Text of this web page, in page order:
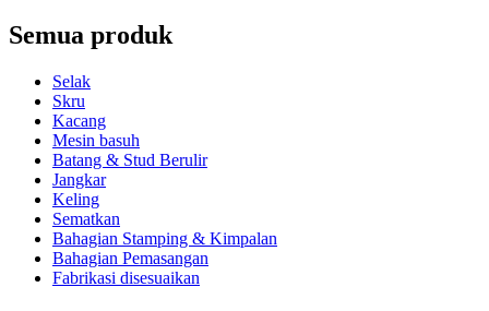
Semua produk
Selak
Skru
Kacang
Mesin basuh
Batang & Stud Berulir
Jangkar
Keling
Sematkan
Bahagian Stamping & Kimpalan
Bahagian Pemasangan
Fabrikasi disesuaikan